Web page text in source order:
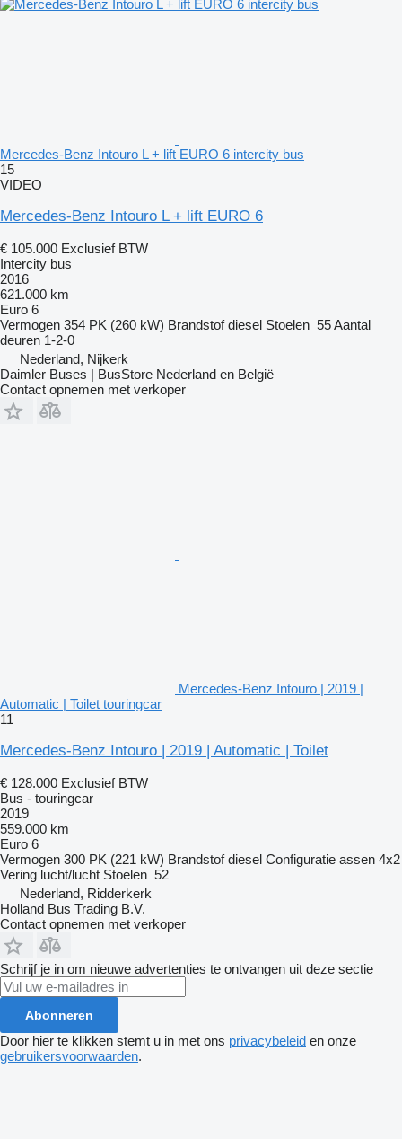
Mercedes-Benz Intouro L + lift EURO 6 intercity bus
15
VIDEO
Mercedes-Benz Intouro L + lift EURO 6
€ 105.000 Exclusief BTW
Intercity bus
2016
621.000 km
Euro 6
Vermogen 354 PK (260 kW) Brandstof diesel Stoelen 55Aantal
deuren 1-2-0
Nederland, Nijkerk
Daimler Buses | BusStore Nederland en België
Contact opnemen met verkoper
Mercedes-Benz Intouro | 2019 |
Automatic | Toilet touringcar
11
Mercedes-Benz Intouro | 2019 | Automatic | Toilet
€ 128.000 Exclusief BTW
Bus - touringcar
2019
559.000 km
Euro 6
Vermogen 300 PK (221 kW) Brandstof diesel Configuratie assen 4x2
Vering lucht/lucht Stoelen 52
Nederland, Ridderkerk
Holland Bus Trading B.V.
Contact opnemen met verkoper
Schrijf je in om nieuwe advertenties te ontvangen uit deze sectie
Abonneren
Door hier te klikken stemt u in met ons privacybeleid en onze
gebruikersvoorwaarden.